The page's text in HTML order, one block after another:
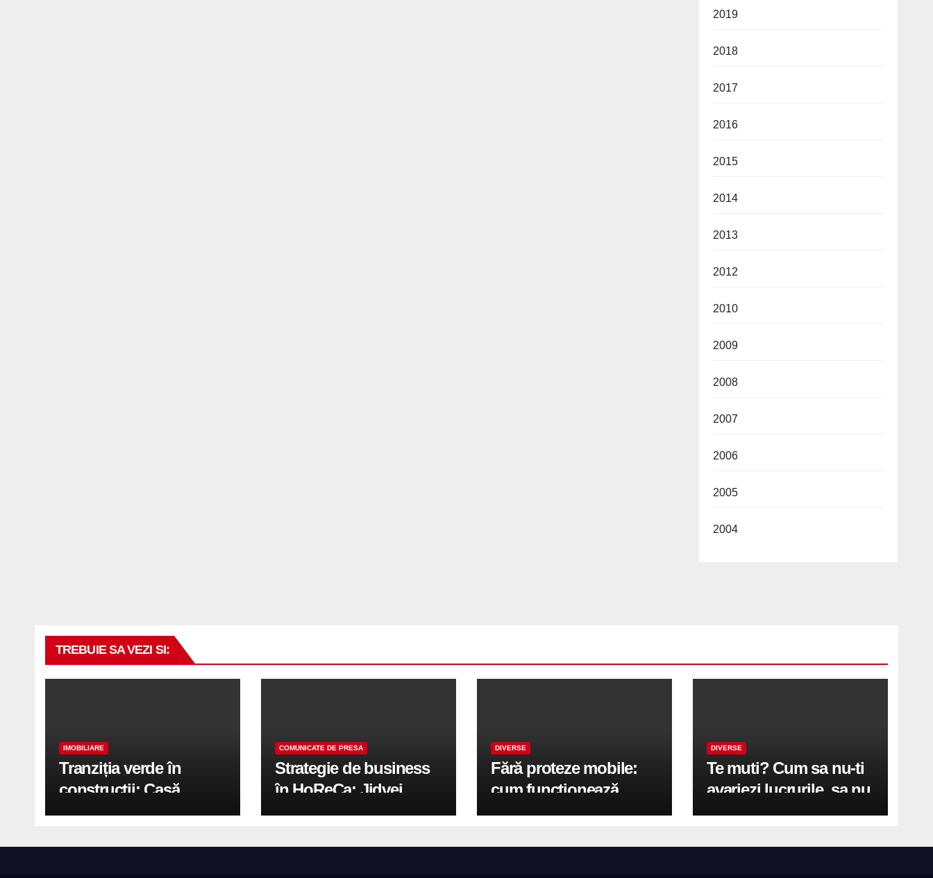
2019
2018
2017
2016
2015
2014
2013
2012
2010
2009
2008
2007
2006
2005
2004
TREBUIE SA VEZI SI:
IMOBILIARE
Tranziția verde în
construcții: Casă
modernă cu structură
COMUNICATE DE PRESA
Strategie de business
în HoReCa: Jidvei
transformă terasele în
DIVERSE
Fără proteze mobile:
cum funcționează
reabilitarea completă
DIVERSE
Te muti? Cum sa nu-ti
avariezi lucrurile, sa nu
zgarii podeaua sau sa